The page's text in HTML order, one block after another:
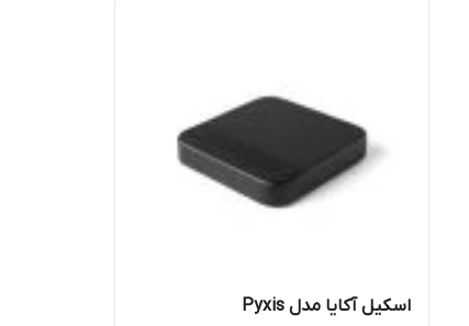
اسکیل آکایا مدل Pyxis